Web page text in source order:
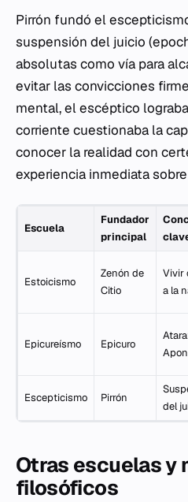
Pirrón fundó el
suspensión del juicio (
absolutas como vía para
evitar las convicciones
mental, el escéptico
corriente cuestionaba la
conocer la realidad con
experiencia inmediata
Escuela
Fundador
principal
Estoicismo
Zenón de
Citio
Vivir
a la
Epicureísmo Epicuro
Escepticismo Pirrón
del
Otras escuelas y
filosóficos